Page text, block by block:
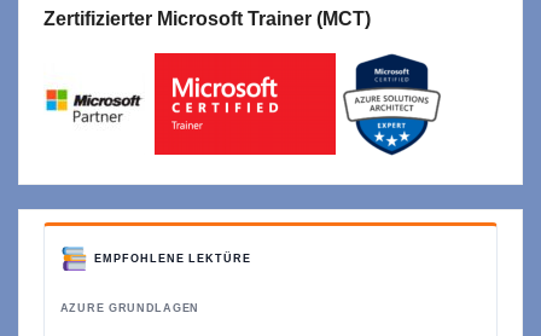
Zertifizierter Microsoft Trainer (MCT)
EMPFOHLENE LEKTÜRE
AZURE GRUNDLAGEN